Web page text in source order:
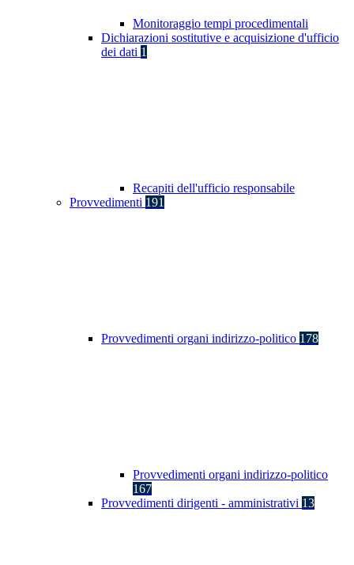
Monitoraggio tempi procedimentali
Dichiarazioni sostitutive e acquisizione d'ufficio
dei dati 1
Recapiti dell'ufficio responsabile
Provvedimenti 191
Provvedimenti organi indirizzo-politico 178
Provvedimenti organi indirizzo-politico
167
Provvedimenti dirigenti - amministrativi 13